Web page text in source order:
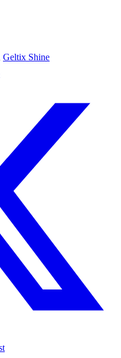
Geltix Shine